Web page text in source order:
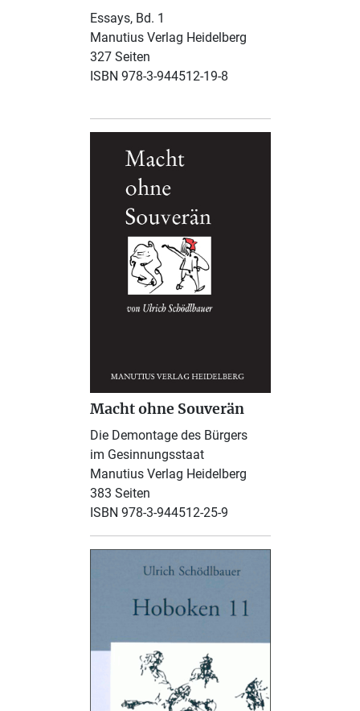
Essays, Bd. 1
Manutius Verlag Heidelberg
327 Seiten
ISBN 978-3-944512-19-8
Macht ohne Souverän
Die Demontage des Bürgers
im Gesinnungsstaat
Manutius Verlag Heidelberg
383 Seiten
ISBN 978-3-944512-25-9